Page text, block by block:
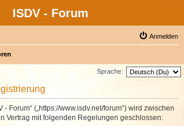
ISDV - Forum
Anmelden
Sprache:
- Forum“ („https://www.isdv.net/forum“) wird zwischen
Vertrag mit folgenden Regelungen geschlossen: